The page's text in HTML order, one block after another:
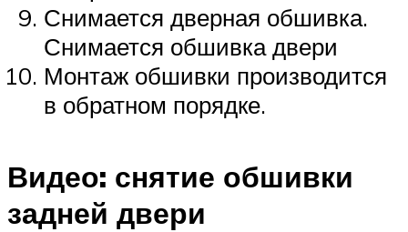
Снимается дверная обшивка.
Снимается обшивка двери
Монтаж обшивки производится
в обратном порядке.
Видео: снятие обшивки
задней двери